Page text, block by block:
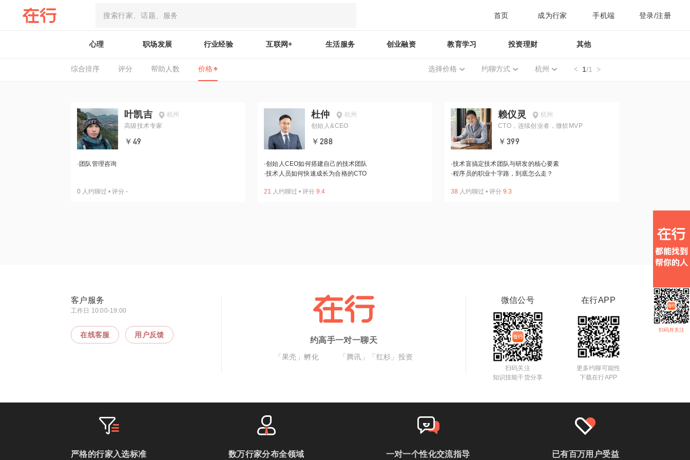
首页 成为行家 手机端 登录/注册
心理 职场发展 行业经验 互联网+ 生活服务 创业融资 教育学习 投资理财 其他
综合排序 评分 帮助人数 价格 选择价格 约聊方式 杭州 1/1
叶凯吉
杭州
高级技术专家
￥49
· 团队管理咨询
0 人约聊过 • 评分 -
杜仲
杭州
创始人&CEO
￥288
·创始人CEO如何搭建自己的技术团队
·技术人员如何快速成长为合格的CTO
21 人约聊过 • 评分 9.4
赖仪灵
杭州
CTO，连续创业者，微软MVP
￥399
·技术盲搞定技术团队与研发的核心要素
·程序员的职业十字路，到底怎么走？
38 人约聊过 • 评分 9.3
扫码并关注
客户服务
工作日 10:00-19:00
在线客服 用户反馈
约高手一对一聊天
「果壳」孵化 「腾讯」「红杉」投资
微信公号
扫码关注
知识技能干货分享
在行APP
更多约聊可能性
下载在行APP
严格的行家入选标准 数万行家分布全领域 一对一个性化交流指导 已有百万用户受益